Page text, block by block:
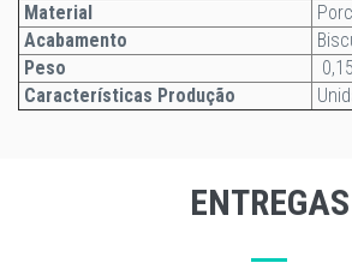
Material
Acabamento
Peso
Características Produção
ENTREGAS